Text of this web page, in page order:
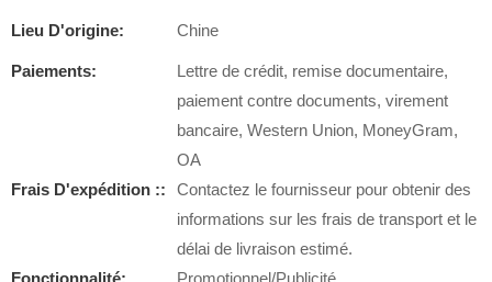
Lieu D'origine: Chine
Paiements:
Lettre de crédit, remise documentaire,
paiement contre documents, virement
bancaire, Western Union, MoneyGram,
OA
Frais D'expédition ::
Contactez le fournisseur pour obtenir des
informations sur les frais de transport et le
délai de livraison estimé.
Fonctionnalité:
Promotionnel/Publicité